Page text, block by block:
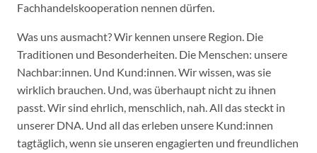
Fachhandelskooperation nennen dürfen.
Was uns ausmacht? Wir kennen unsere Region. Die
Traditionen und Besonderheiten. Die Menschen: unsere
Nachbar:innen. Und Kund:innen. Wir wissen, was sie
wirklich brauchen. Und, was überhaupt nicht zu ihnen
passt. Wir sind ehrlich, menschlich, nah. All das steckt in
unserer DNA. Und all das erleben unsere Kund:innen
tagtäglich, wenn sie unseren engagierten und freundlichen